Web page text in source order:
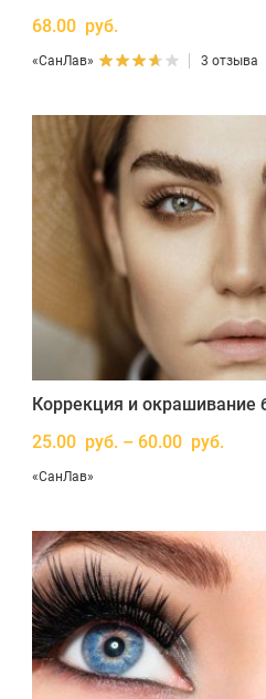
68.00 руб.
«СанЛав» 3 отзыва
Коррекция и окрашивание
25.00 руб. – 60.00 руб.
«СанЛав»